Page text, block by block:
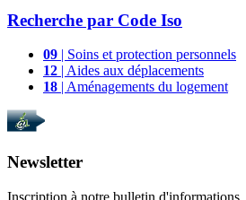
Recherche par Code Iso
09 | Soins et protection personnels
12 | Aides aux déplacements
18 | Aménagements du logement
Newsletter
Inscription à notre bulletin d'informations